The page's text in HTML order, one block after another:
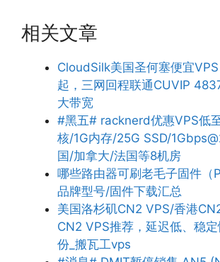
相关文章
CloudSilk美国圣何塞便宜
起，三网回程联通CUVIP
大带宽
#黑五# racknerd优惠VPS低
核/1G内存/25G SSD/
国/加拿大/法国等8机房
哪些路由器可刷老毛子固件（
品牌型号/固件下载汇总
美国洛杉矶CN2 VPS/香港
CN2 VPS推荐，延迟低、稳
份_搬瓦工vps